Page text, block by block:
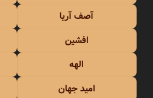
آصف آریا
افشین
الهه
امید جهان